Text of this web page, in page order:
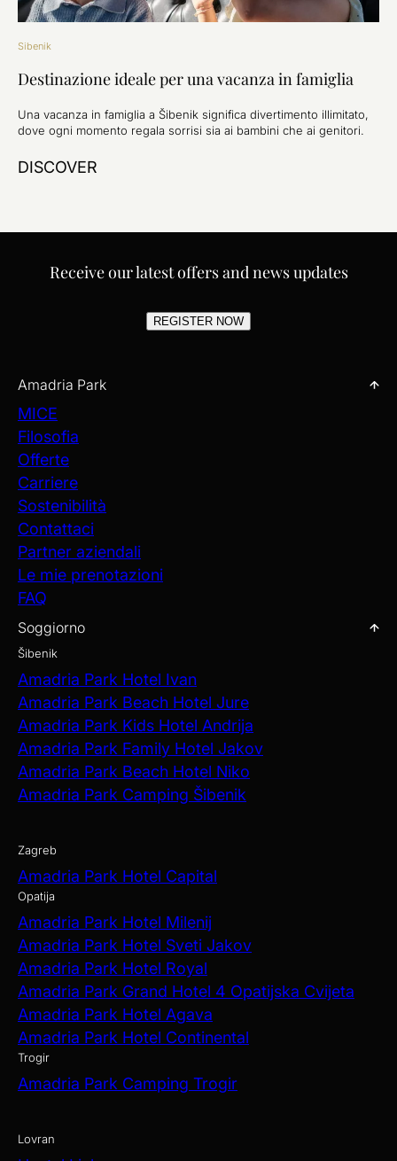
Sibenik
Destinazione ideale per una vacanza in famiglia
Una vacanza in famiglia a Šibenik significa divertimento illimitato,
dove ogni momento regala sorrisi sia ai bambini che ai genitori.
DISCOVER
Receive our latest offers and news updates
REGISTER NOW
Amadria Park
MICE
Filosofia
Offerte
Carriere
Sostenibilità
Contattaci
Partner aziendali
Le mie prenotazioni
FAQ
Soggiorno
Šibenik
Amadria Park Hotel Ivan
Amadria Park Beach Hotel Jure
Amadria Park Kids Hotel Andrija
Amadria Park Family Hotel Jakov
Amadria Park Beach Hotel Niko
Amadria Park Camping Šibenik
Zagreb
Amadria Park Hotel Capital
Opatija
Amadria Park Hotel Milenij
Amadria Park Hotel Sveti Jakov
Amadria Park Hotel Royal
Amadria Park Grand Hotel 4 Opatijska Cvijeta
Amadria Park Hotel Agava
Amadria Park Hotel Continental
Trogir
Amadria Park Camping Trogir
Lovran